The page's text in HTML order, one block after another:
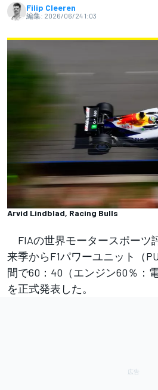
Filip Cleeren
編集: 2026/06/24 1:03
Arvid Lindblad, Racing Bulls
FIAの世界モータースポーツ
来季からF1パワーユニット（
間で60：40（エンジン60％：
を正式発表した。